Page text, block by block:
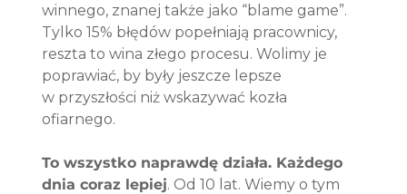
winnego, znanej także jako “blame game”.
Tylko 15% błędów popełniają pracownicy,
reszta to wina złego procesu. Wolimy je
poprawiać, by były jeszcze lepsze
w przyszłości niż wskazywać kozła
ofiarnego.
To wszystko naprawdę działa. Każdego
dnia coraz lepiej. Od 10 lat. Wiemy o tym